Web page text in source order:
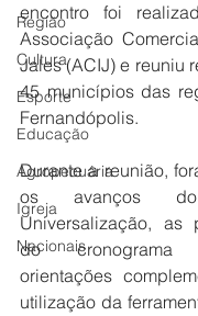
Região
Cultura
Esporte
Educação
Agropecuária
Igreja
Nacionais
encontro foi
Associação
Jales (ACIJ) e reuniu
45 municípios das
Fernandópolis.
Durante a reunião,
os avanços
Universalização, as
do
orientações
utilização da